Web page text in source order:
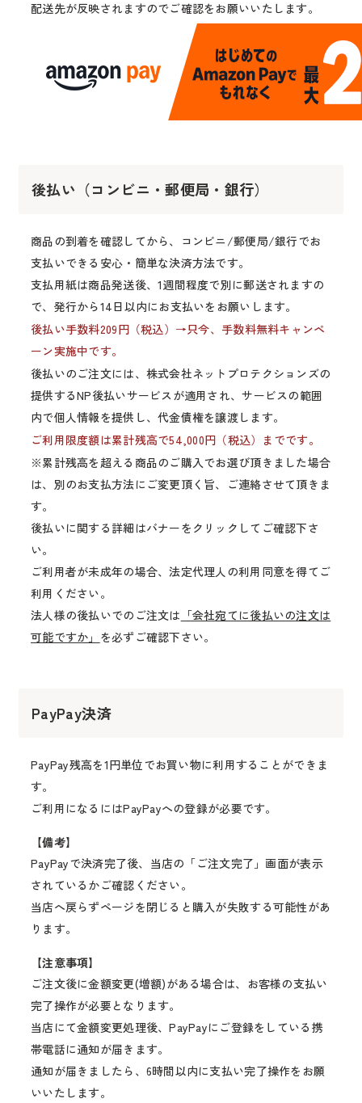
配送先が反映されますのでご確認をお願いいたします。
後払い（コンビニ・郵便局・銀行）
商品の到着を確認してから、コンビニ/郵便局/銀行でお
支払いできる安心・簡単な決済方法です。
支払用紙は商品発送後、1週間程度で別に郵送されますの
で、発行から14日以内にお支払いをお願いします。
後払い手数料209円（税込）→只今、手数料無料キャンペ
ーン実施中です。
後払いのご注文には、株式会社ネットプロテクションズの
提供するNP後払いサービスが適用され、サービスの範囲
内で個人情報を提供し、代金債権を譲渡します。
ご利用限度額は累計残高で54,000円（税込）までです。
※累計残高を超える商品のご購入でお選び頂きました場合
は、別のお支払方法にご変更頂く旨、ご連絡させて頂きま
す。
後払いに関する詳細はバナーをクリックしてご確認下さ
い。
ご利用者が未成年の場合、法定代理人の利用同意を得てご
利用ください。
法人様の後払いでのご注文は 「会社宛てに後払いの注文は
可能ですか」 を必ずご確認下さい。
PayPay決済
PayPay残高を1円単位でお買い物に利用することができま
す。
ご利用になるにはPayPayへの登録が必要です。
【備考】
PayPayで決済完了後、当店の「ご注文完了」画面が表示
されているかご確認ください。
当店へ戻らずページを閉じると購入が失敗する可能性があ
ります。
【注意事項】
ご注文後に金額変更(増額)がある場合は、お客様の支払い
完了操作が必要となります。
当店にて金額変更処理後、PayPayにご登録をしている携
帯電話に通知が届きます。
通知が届きましたら、6時間以内に支払い完了操作をお願
いいたします。